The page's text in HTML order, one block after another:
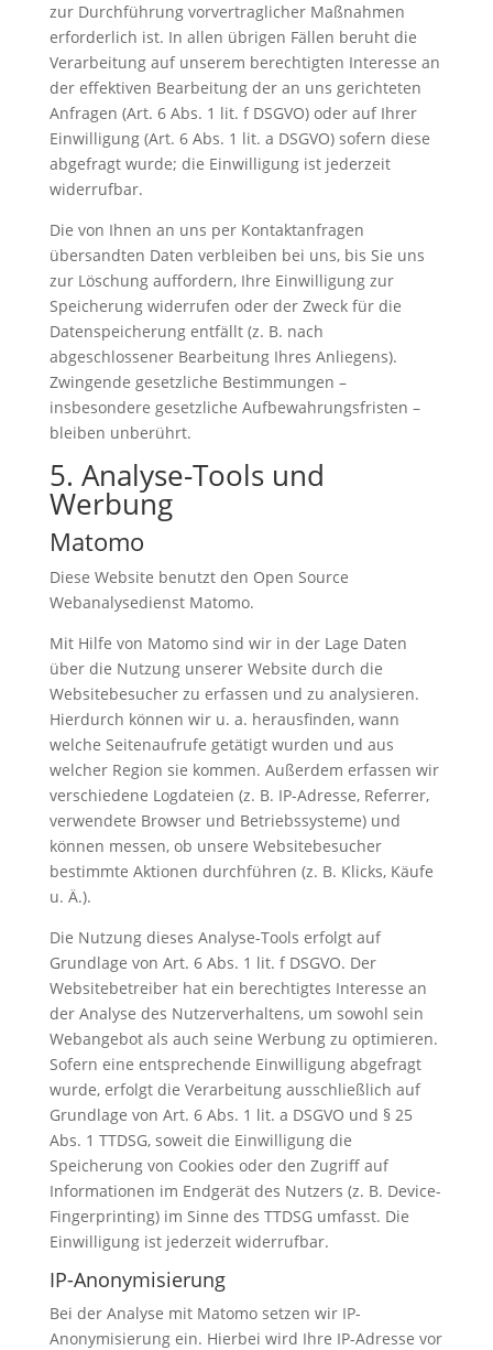
zur Durchführung vorvertraglicher Maßnahmen
erforderlich ist. In allen übrigen Fällen beruht die
Verarbeitung auf unserem berechtigten Interesse an
der effektiven Bearbeitung der an uns gerichteten
Anfragen (Art. 6 Abs. 1 lit. f DSGVO) oder auf Ihrer
Einwilligung (Art. 6 Abs. 1 lit. a DSGVO) sofern diese
abgefragt wurde; die Einwilligung ist jederzeit
widerrufbar.
Die von Ihnen an uns per Kontaktanfragen
übersandten Daten verbleiben bei uns, bis Sie uns
zur Löschung auffordern, Ihre Einwilligung zur
Speicherung widerrufen oder der Zweck für die
Datenspeicherung entfällt (z. B. nach
abgeschlossener Bearbeitung Ihres Anliegens).
Zwingende gesetzliche Bestimmungen –
insbesondere gesetzliche Aufbewahrungsfristen –
bleiben unberührt.
5. Analyse-Tools und
Werbung
Matomo
Diese Website benutzt den Open Source
Webanalysedienst Matomo.
Mit Hilfe von Matomo sind wir in der Lage Daten
über die Nutzung unserer Website durch die
Websitebesucher zu erfassen und zu analysieren.
Hierdurch können wir u. a. herausfinden, wann
welche Seitenaufrufe getätigt wurden und aus
welcher Region sie kommen. Außerdem erfassen wir
verschiedene Logdateien (z. B. IP-Adresse, Referrer,
verwendete Browser und Betriebssysteme) und
können messen, ob unsere Websitebesucher
bestimmte Aktionen durchführen (z. B. Klicks, Käufe
u. Ä.).
Die Nutzung dieses Analyse-Tools erfolgt auf
Grundlage von Art. 6 Abs. 1 lit. f DSGVO. Der
Websitebetreiber hat ein berechtigtes Interesse an
der Analyse des Nutzerverhaltens, um sowohl sein
Webangebot als auch seine Werbung zu optimieren.
Sofern eine entsprechende Einwilligung abgefragt
wurde, erfolgt die Verarbeitung ausschließlich auf
Grundlage von Art. 6 Abs. 1 lit. a DSGVO und § 25
Abs. 1 TTDSG, soweit die Einwilligung die
Speicherung von Cookies oder den Zugriff auf
Informationen im Endgerät des Nutzers (z. B. Device-
Fingerprinting) im Sinne des TTDSG umfasst. Die
Einwilligung ist jederzeit widerrufbar.
IP-Anonymisierung
Bei der Analyse mit Matomo setzen wir IP-
Anonymisierung ein. Hierbei wird Ihre IP-Adresse vor